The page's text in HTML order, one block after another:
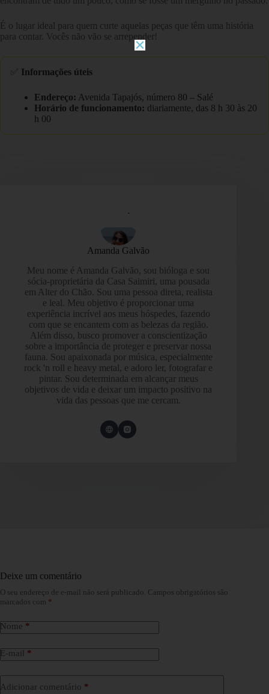
É o lugar ideal para quem curte aquelas peças que têm uma história
para contar. Vocês não vão se arrepender!
Informações úteis
Endereço: Avenida Tapajós, número 80 – Salé
Horário de funcionamento: diariamente, das 8 h 30 às 20
h 00
Amanda Galvão
Meu nome é Amanda Galvão, sou bióloga e sou
sócia-proprietária da Casa Saimiri, uma pousada
em Alter do Chão. Sou uma pessoa direta, realista
e leal. Meu objetivo é proporcionar uma
experiência incrível aos meus hóspedes, fazendo
com que se encantem com as belezas da região.
Além disso, busco promover a conscientização
sobre a importância de proteger e preservar nossa
fauna. Sou apaixonada por música, especialmente
rock 'n roll e heavy metal, e adoro ler, fotografar e
pintar. Sou determinada em alcançar meus
objetivos de vida e deixar um impacto positivo na
vida das pessoas que me cercam.
Deixe um comentário
O seu endereço de e-mail não será publicado. Campos obrigatórios são
marcados com *
Nome *
E-mail *
Adicionar comentário *